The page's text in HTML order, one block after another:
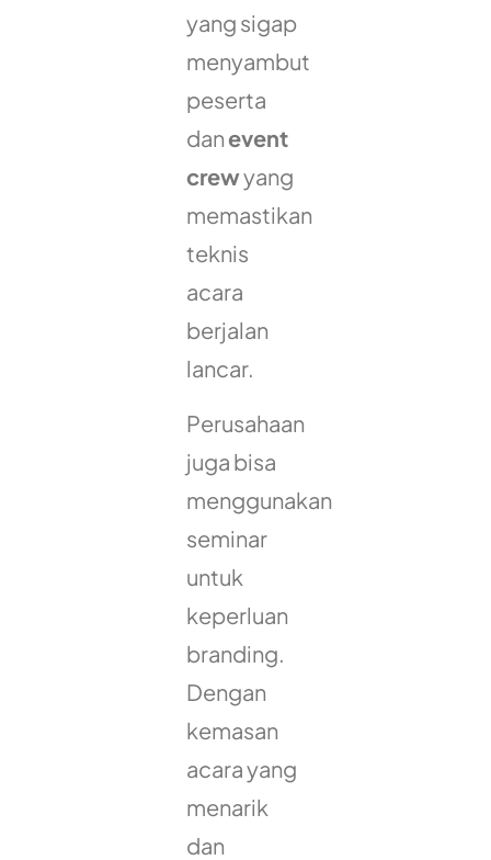
yang sigap
menyambut
peserta
danevent
crewyang
memastikan
teknis
acara
berjalan
lancar.
Perusahaan
juga bisa
menggunakan
seminar
untuk
keperluan
branding.
Dengan
kemasan
acara yang
menarik
dan